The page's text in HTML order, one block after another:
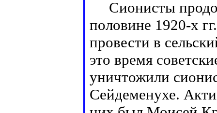
Сионисты
половине 1920-х
провести в
это время
уничтожили
Сейдеменухе.